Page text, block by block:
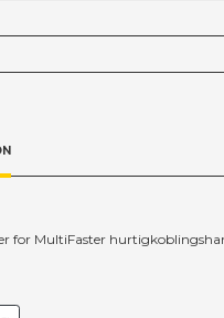
for MultiFaster